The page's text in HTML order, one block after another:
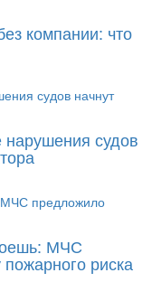
компании: что
судов
МЧС
риска